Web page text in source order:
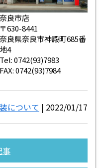
奈良市店
〒630-8441
奈良県奈良市神殿町685番
地4
Tel: 0742(93)7983
FAX: 0742(93)7984
について | 2022/01/17